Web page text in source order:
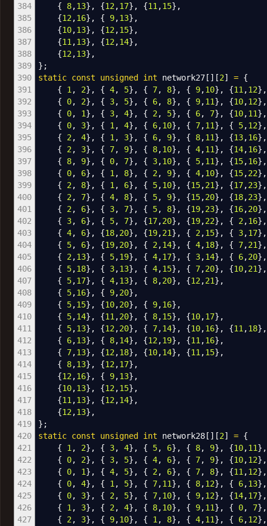
384
385
386
387
388
389
390
391
392
393
394
395
396
397
398
399
400
401
402
403
404
405
406
407
408
409
410
411
412
413
414
415
416
417
418
419
420
421
422
423
424
425
426
427
{
8,13} , {12,17} , {11,15} ,
{12,16} , { 9,13} ,
{10,13} , {12,15} ,
{11,13} , {12,14} ,
{12,13} ,
} ;
static const unsigned int network27[ ] [2] = {
{
1, 2} , { 4, 5} , { 7, 8} , { 9,10} , {11,12}
{
0, 2} , { 3, 5} , { 6, 8} , { 9,11} , {10,12}
{
0, 1} , { 3, 4} , { 2, 5} , { 6, 7} , {10,11}
{
0, 3} , { 1, 4} , { 6,10} , { 7,11} , { 5,12}
{
2, 4} , { 1, 3} , { 6, 9} , { 8,11} , {13,16}
{
2, 3} , { 7, 9} , { 8,10} , { 4,11} , {14,16}
{
8, 9} , { 0, 7} , { 3,10} , { 5,11} , {15,16}
{
0, 6} , { 1, 8} , { 2, 9} , { 4,10} , {15,22}
{
2, 8} , { 1, 6} , { 5,10} , {15,21} , {17,23}
{
2, 7} , { 4, 8} , { 5, 9} , {15,20} , {18,23}
{
2, 6} , { 3, 7} , { 5, 8} , {19,23} , {16,20}
{
3, 6} , { 5, 7} , {17,20} , {19,22} , { 2,16}
{ 4, 6} , {18,20} , {19,21} , { 2,15} , { 3,17}
{
5, 6} , {19,20} , { 2,14} , { 4,18} , { 7,21}
{
2,13} , { 5,19} , { 4,17} , { 3,14} , { 6,20}
{
5,18} , { 3,13} , { 4,15} , { 7,20} , {10,21}
{
5,17} , { 4,13} , { 8,20} , {12,21} ,
{
5,16} , { 9,20} ,
{
5,15} , {10,20} , { 9,16} ,
{
5,14} , {11,20} , { 8,15} , {10,17} ,
{
5,13} , {12,20} , { 7,14} , {10,16} , {11,18} ,
{
6,13} , { 8,14} , {12,19} , {11,16} ,
{
7,13} , {12,18} , {10,14} , {11,15} ,
{
8,13} , {12,17} ,
{12,16} , { 9,13} ,
{10,13} , {12,15} ,
{11,13} , {12,14} ,
{12,13} ,
} ;
static const unsigned int network28[ ] [2] = {
{
1, 2} , { 3, 4} , { 5, 6} , { 8, 9} , {10,11}
{
0, 2} , { 3, 5} , { 4, 6} , { 7, 9} , {10,12}
{
0, 1} , { 4, 5} , { 2, 6} , { 7, 8} , {11,12}
{
0, 4} , { 1, 5} , { 7,11} , { 8,12} , { 6,13}
{
0, 3} , { 2, 5} , { 7,10} , { 9,12} , {14,17}
{
1, 3} , { 2, 4} , { 8,10} , { 9,11} , { 0, 7}
{
2, 3} , { 9,10} , { 1, 8} , { 4,11} , { 6,12}